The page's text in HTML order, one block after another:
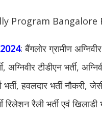
Program Bangalore
2024: बैंगलोर ग्रामीण
अग्निवीर टीडीएन भर्ती,
भर्ती, हवलदार भर्ती
रिलेशन रैली भर्ती एवं